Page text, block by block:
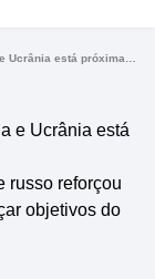
e Ucrânia está
russo reforçou
objetivos do